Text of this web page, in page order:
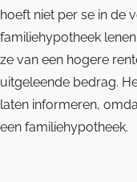
hoeft niet per se in de
familiehypotheek
ze van een hogere
uitgeleende bedrag.
laten informeren,
een familiehypotheek.